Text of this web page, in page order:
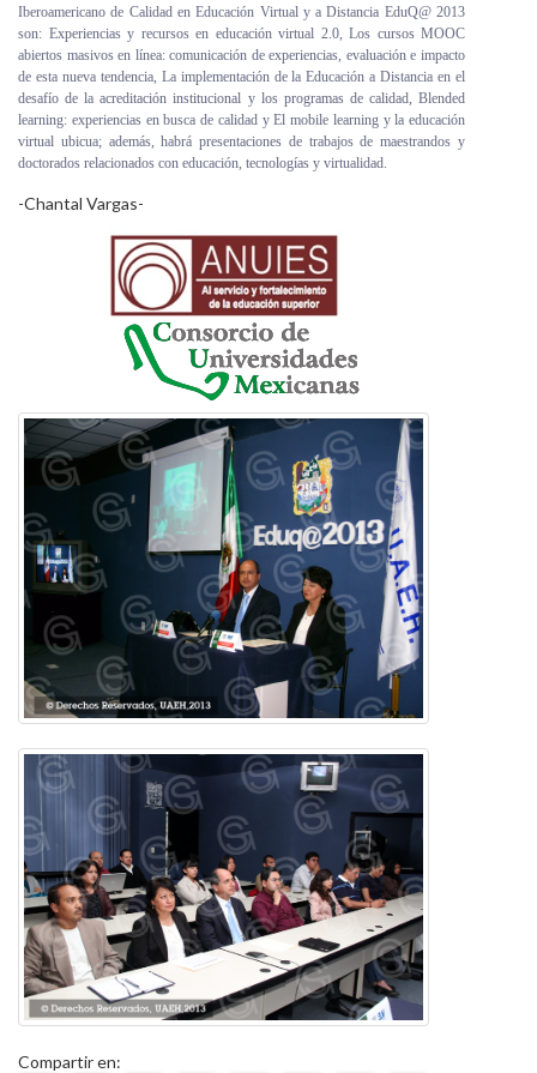
Iberoamericano de Calidad en Educación Virtual y a Distancia EduQ@ 2013
son: Experiencias y recursos en educación virtual 2.0, Los cursos MOOC
abiertos masivos en línea: comunicación de experiencias, evaluación e impacto
de esta nueva tendencia, La implementación de la Educación a Distancia en el
desafío de la acreditación institucional y los programas de calidad, Blended
learning: experiencias en busca de calidad y El mobile learning y la educación
virtual ubicua; además, habrá presentaciones de trabajos de maestrandos y
doctorados relacionados con educación, tecnologías y virtualidad.
-Chantal Vargas-
Compartir en: